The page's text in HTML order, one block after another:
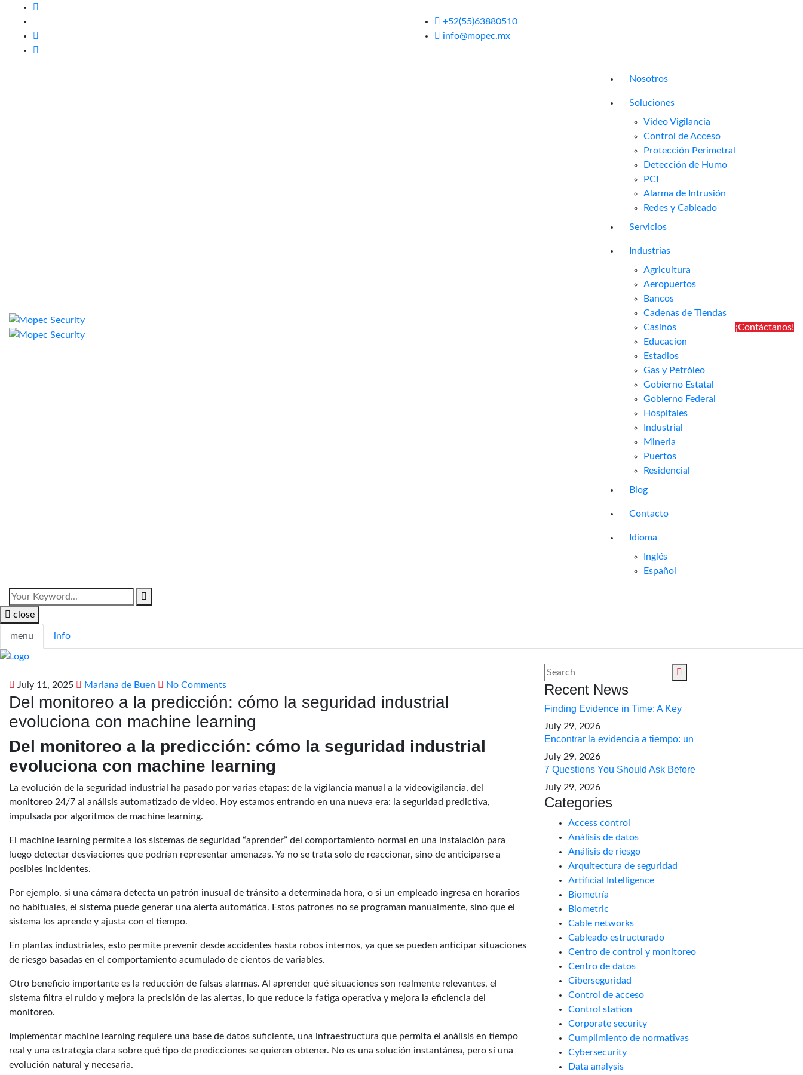
+52(55)63880510
info@mopec.mx
Nosotros
Soluciones
Video Vigilancia
Control de Acceso
Protección Perimetral
Detección de Humo
PCI
Alarma de Intrusión
Redes y Cableado
Servicios
Industrias
Agricultura
Aeropuertos
Bancos
Cadenas de Tiendas
Casinos
Educacion
Estadios
Gas y Petróleo
Gobierno Estatal
Gobierno Federal
Hospitales
Industrial
Mineria
Puertos
Residencial
Blog
Contacto
Idioma
Inglés
Español
¡Contáctanos!
close
menu info
July 11, 2025 Mariana de Buen No Comments
Del monitoreo a la predicción: cómo la seguridad industrial
evoluciona con machine learning
Del monitoreo a la predicción: cómo la seguridad industrial
evoluciona con machine learning
La evolución de la seguridad industrial ha pasado por varias etapas: de la vigilancia manual a la videovigilancia, del
monitoreo 24/7 al análisis automatizado de video. Hoy estamos entrando en una nueva era: la seguridad predictiva,
impulsada por algoritmos de machine learning.
El machine learning permite a los sistemas de seguridad “aprender” del comportamiento normal en una instalación para
luego detectar desviaciones que podrían representar amenazas. Ya no se trata solo de reaccionar, sino de anticiparse a
posibles incidentes.
Por ejemplo, si una cámara detecta un patrón inusual de tránsito a determinada hora, o si un empleado ingresa en horarios
no habituales, el sistema puede generar una alerta automática. Estos patrones no se programan manualmente, sino que el
sistema los aprende y ajusta con el tiempo.
En plantas industriales, esto permite prevenir desde accidentes hasta robos internos, ya que se pueden anticipar situaciones
de riesgo basadas en el comportamiento acumulado de cientos de variables.
Otro beneficio importante es la reducción de falsas alarmas. Al aprender qué situaciones son realmente relevantes, el
sistema filtra el ruido y mejora la precisión de las alertas, lo que reduce la fatiga operativa y mejora la eficiencia del
monitoreo.
Implementar machine learning requiere una base de datos suficiente, una infraestructura que permita el análisis en tiempo
real y una estrategia clara sobre qué tipo de predicciones se quieren obtener. No es una solución instantánea, pero sí una
evolución natural y necesaria.
Recent News
Finding Evidence in Time: A Key
July 29, 2026
Encontrar la evidencia a tiempo: un
July 29, 2026
7 Questions You Should Ask Before
July 29, 2026
Categories
Access control
Análisis de datos
Análisis de riesgo
Arquitectura de seguridad
Artificial Intelligence
Biometría
Biometric
Cable networks
Cableado estructurado
Centro de control y monitoreo
Centro de datos
Ciberseguridad
Control de acceso
Control station
Corporate security
Cumplimiento de normativas
Cybersecurity
Data analysis